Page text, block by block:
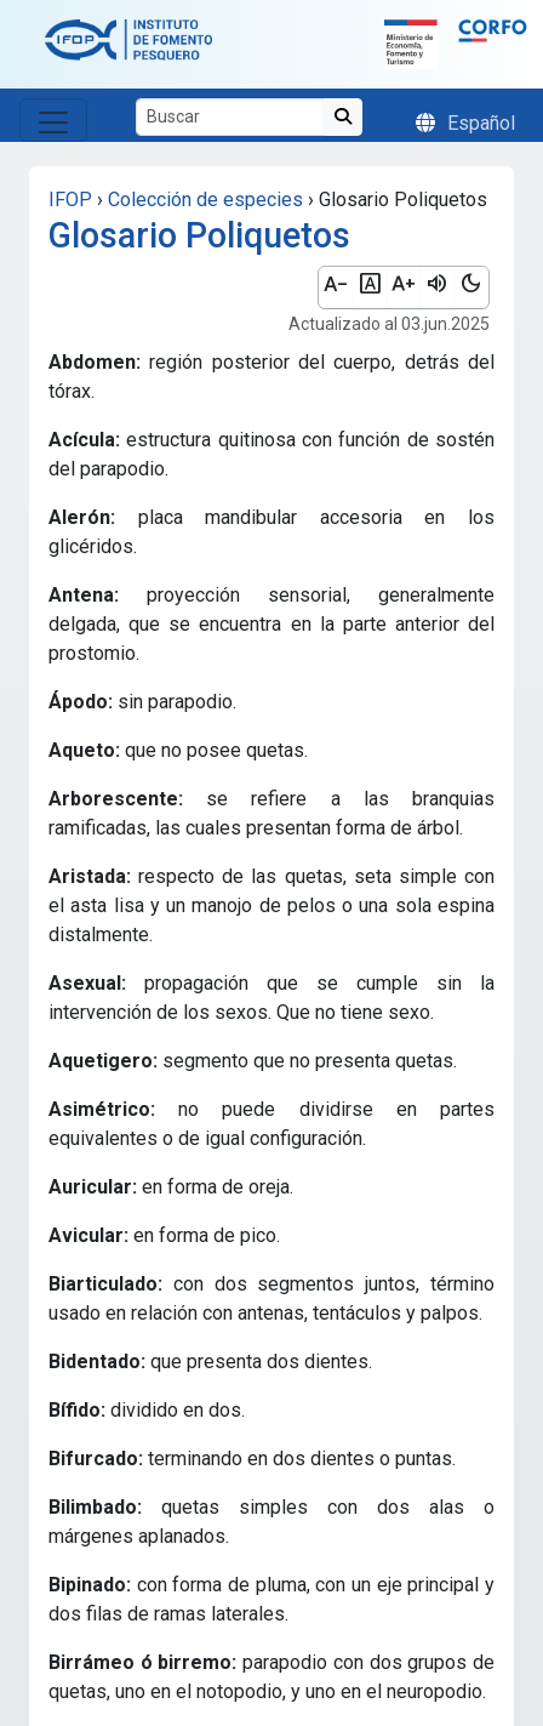
Español
IFOP › Colección de especies › Glosario Poliquetos
Glosario Poliquetos
text_decrease font_download text_increase volume_up dark_mode
Actualizado al 03.jun.2025
Abdomen: región posterior del cuerpo, detrás del
tórax.
Acícula: estructura quitinosa con función de sostén
del parapodio.
Alerón: placa mandibular accesoria en los
glicéridos.
Antena: proyección sensorial, generalmente
delgada, que se encuentra en la parte anterior del
prostomio.
Ápodo: sin parapodio.
Aqueto: que no posee quetas.
Arborescente: se refiere a las branquias
ramificadas, las cuales presentan forma de árbol.
Aristada:respecto de las quetas, seta simple con
el asta lisa y un manojo de pelos o una sola espina
distalmente.
Asexual: propagación que se cumple sin la
intervención de los sexos. Que no tiene sexo.
Aquetigero: segmento que no presenta quetas.
Asimétrico: no puede dividirse en partes
equivalentes o de igual configuración.
Auricular: en forma de oreja.
Avicular: en forma de pico.
Biarticulado: con dos segmentos juntos, término
usado en relación con antenas, tentáculos y palpos.
Bidentado: que presenta dos dientes.
Bífido: dividido en dos.
Bifurcado: terminando en dos dientes o puntas.
Bilimbado: quetas simples con dos alas o
márgenes aplanados.
Bipinado: con forma de pluma, con un eje principal y
dos filas de ramas laterales.
Birrámeo ó birremo: parapodio con dos grupos de
quetas, uno en el notopodio, y uno en el neuropodio.